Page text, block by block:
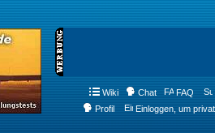
Wiki Chat FAQ
Profil
Einloggen, um